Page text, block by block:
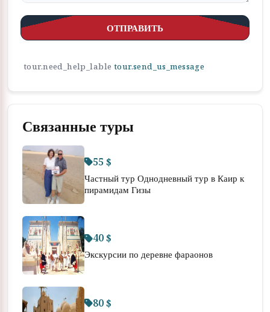
ОТПРАВИТЬ
tour.need_help_lable tour.send_us_message
Связанные туры
55 $
Частный тур Однодневный тур в Каир к
пирамидам Гизы
40 $
Экскурсии по деревне фараонов
80 $